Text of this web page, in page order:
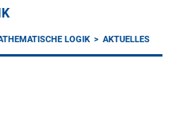
LOGIK AKTUELLES